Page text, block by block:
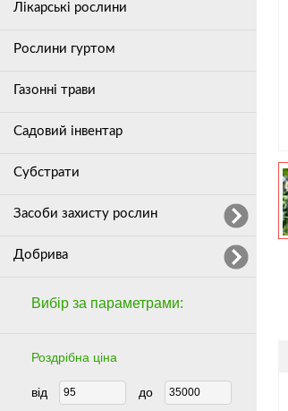
Лікарські рослини
Рослини гуртом
Газонні трави
Садовий інвентар
Субстрати
Засоби захисту рослин
Добрива
Вибір за параметрами:
Роздрібна ціна
від до